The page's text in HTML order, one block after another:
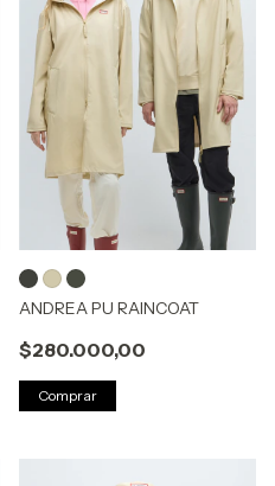
ANDREA PU RAINCOAT
$280.000,00
Comprar